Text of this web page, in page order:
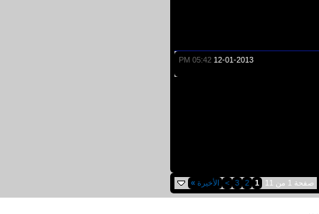
12-01-2013
05:42 PM
من 11 1
2
3
> الأخيرة»